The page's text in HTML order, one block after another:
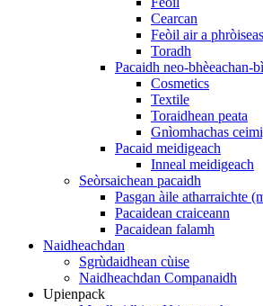
Cearcan
Feòil air a
Toradh
Pacaidh neo-bhèeachan-
Cosmetics
Textile
Toraidhean peata
Gnìomhachas
Pacaid meidigeach
Inneal meidigeach
Seòrsaichean pacaidh
Pasgan àile atharraichte
Pacaidean craiceann
Pacaidean falamh
Naidheachdan
Sgrùdaidhean cùise
Naidheachdan Companaidh
Upienpack